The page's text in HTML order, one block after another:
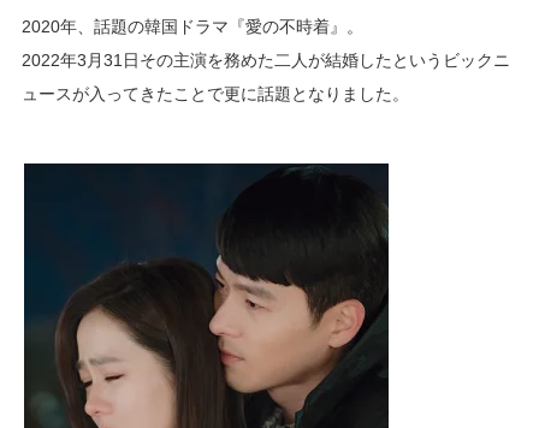
2020年、話題の韓国ドラマ『愛の不時着』。
2022年3月31日その主演を務めた二人が結婚したというビックニ
ュースが入ってきたことで更に話題となりました。